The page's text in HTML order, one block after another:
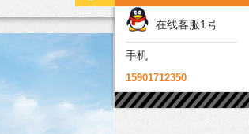
在线客服1号
手机
15901712350